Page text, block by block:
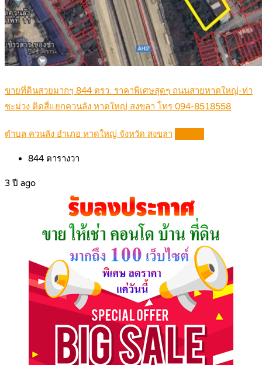
ขายที่ดินสวยมากๆ 844 ตรว. ราคาพิเศษสุดๆ ถนนสายหาดใหญ่-ท่า
ชะม่วง ติดสี่แยกควนลัง หาดใหญ่ สงขลา โทร 094-8518558
ตำบล ควนลัง อำเภอ หาดใหญ่ จังหวัด สงขลา
844 ตารางวา
3 ปี ago